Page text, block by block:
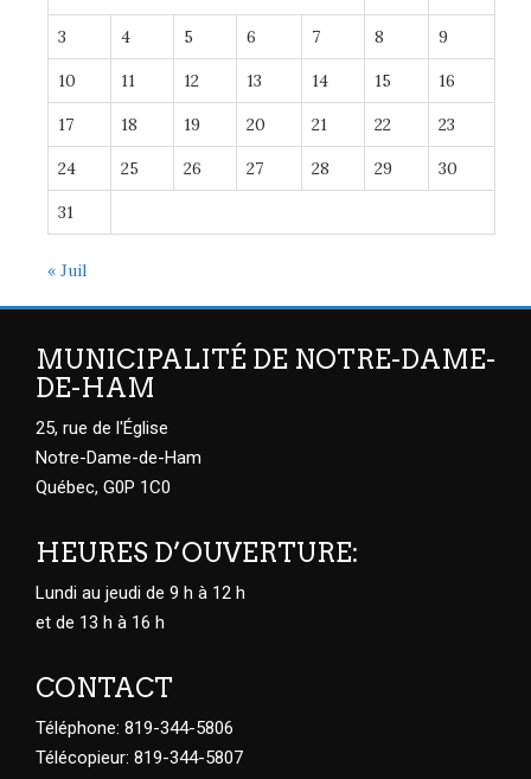
3 4 5 6 7 8 9
10 11 12 13 14 15 16
17 18 19 20 21 22 23
24 25 26 27 28 29 30
31
« Juil
MUNICIPALITÉ DE NOTRE-DAME-
DE-HAM
25, rue de l'Église
Notre-Dame-de-Ham
Québec, G0P 1C0
HEURES D’OUVERTURE:
Lundi au jeudi de 9 h à 12 h
et de 13 h à 16 h
CONTACT
Téléphone: 819-344-5806
Télécopieur: 819-344-5807